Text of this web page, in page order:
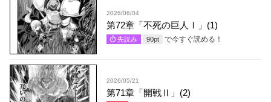
2026/06/04
第72章「不死の巨人Ⅰ」(1)
先読み 90pt で今すぐ読める！
2026/05/21
第71章「開戦Ⅱ」(2)